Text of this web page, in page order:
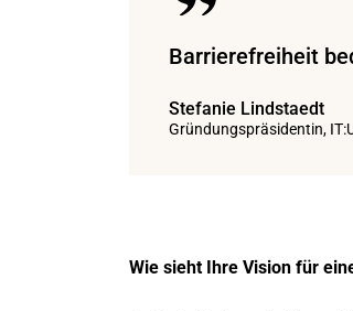
Barrierefreiheit
Stefanie Lindstaedt
Gründungspräsidentin,
Wie sieht Ihre Vision für